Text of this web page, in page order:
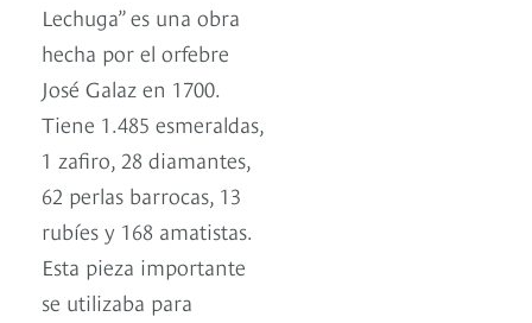
Lechuga” es una obra
hecha por el orfebre
José Galaz en 1700.
Tiene 1.485 esmeraldas,
1 zafiro, 28 diamantes,
62 perlas barrocas, 13
rubíes y 168 amatistas.
Esta pieza importante
se utilizaba para